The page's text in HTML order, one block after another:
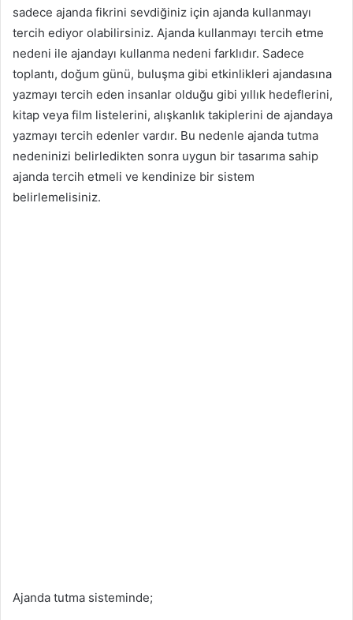
sadece ajanda fikrini sevdiğiniz için ajanda kullanmayı
tercih ediyor olabilirsiniz. Ajanda kullanmayı tercih etme
nedeni ile ajandayı kullanma nedeni farklıdır. Sadece
toplantı, doğum günü, buluşma gibi etkinlikleri ajandasına
yazmayı tercih eden insanlar olduğu gibi yıllık hedeflerini,
kitap veya film listelerini, alışkanlık takiplerini de ajandaya
yazmayı tercih edenler vardır. Bu nedenle ajanda tutma
nedeninizi belirledikten sonra uygun bir tasarıma sahip
ajanda tercih etmeli ve kendinize bir sistem
belirlemelisiniz.
Ajanda tutma sisteminde;